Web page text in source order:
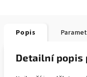
Popis
Detailní popis